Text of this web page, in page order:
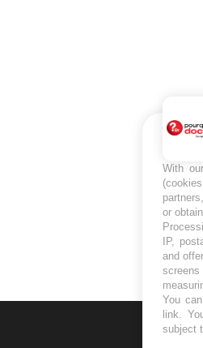
With
or
IP,
and
You
link.
subject